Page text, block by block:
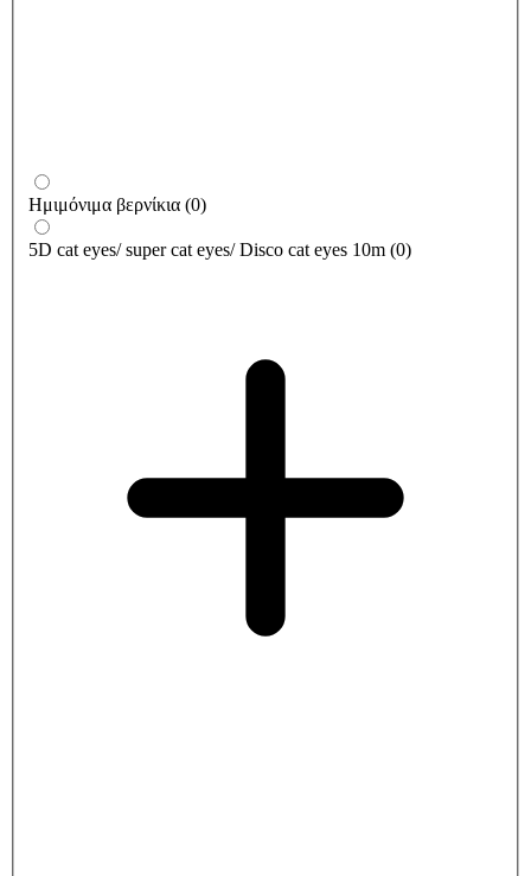
Ημιμόνιμα βερνίκια (0)
5D cat eyes/ super cat eyes/ Disco cat eyes 10m (0)